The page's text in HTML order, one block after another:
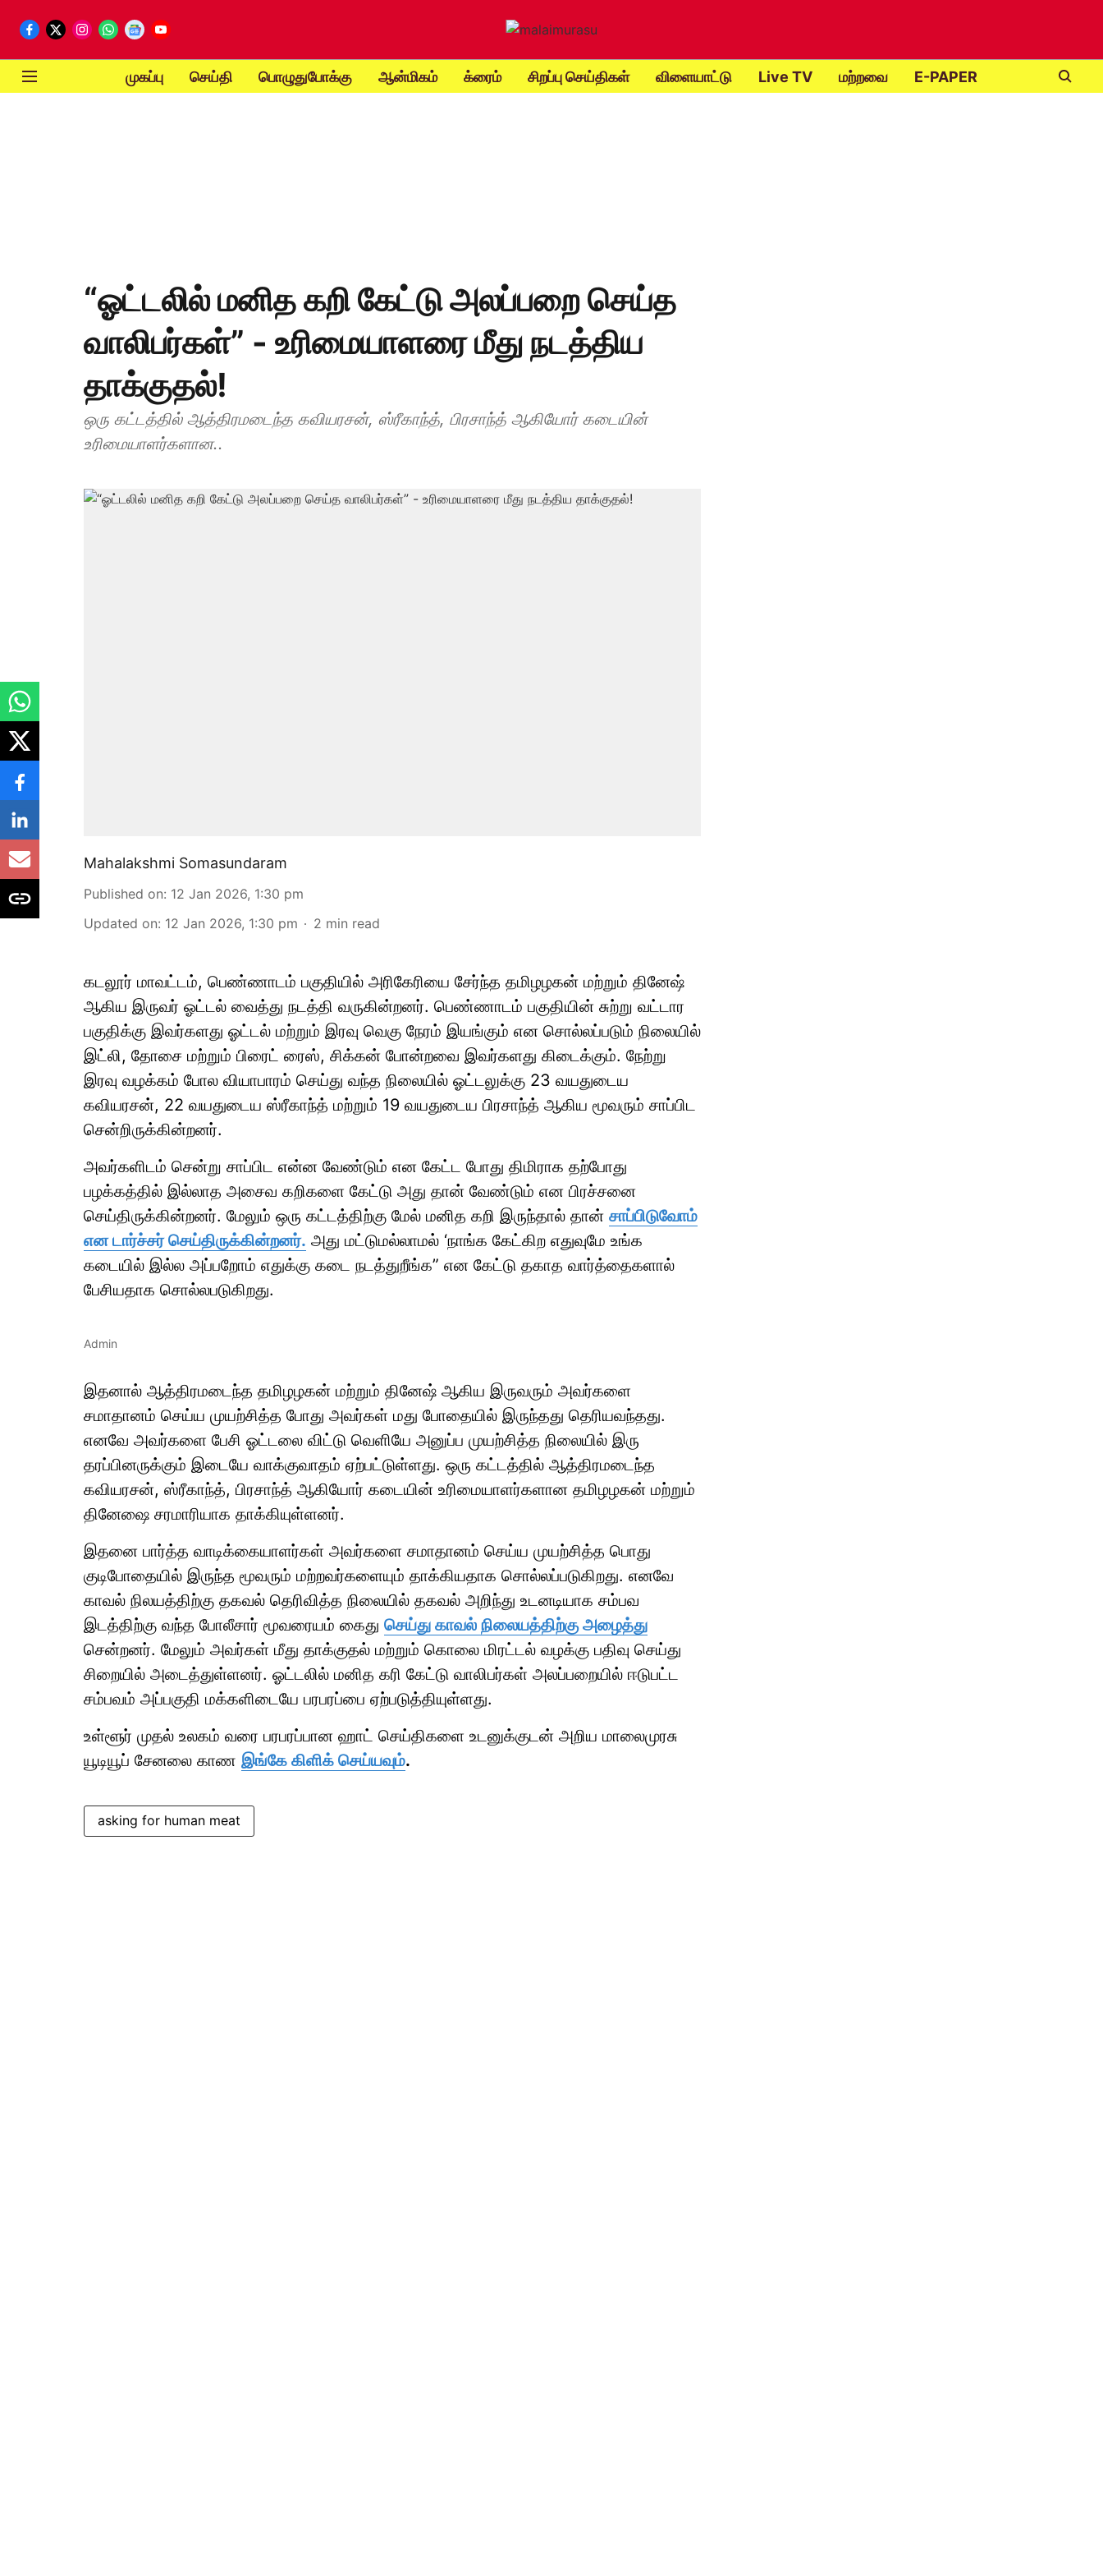
முகப்பு செய்தி பொழுதுபோக்கு ஆன்மிகம் க்ரைம் சிறப்பு செய்திகள் விளையாட்டு Live TV மற்றவை E-PAPER
“ஓட்டலில் மனித கறி கேட்டு அலப்பறை செய்த
வாலிபர்கள்” - உரிமையாளரை மீது நடத்திய
தாக்குதல்!
ஒரு கட்டத்தில் ஆத்திரமடைந்த கவியரசன், ஸ்ரீகாந்த், பிரசாந்த் ஆகியோர் கடையின்
உரிமையாளர்களான..
Mahalakshmi Somasundaram
Published on: 12 Jan 2026, 1:30 pm
Updated on: 12 Jan 2026, 1:30 pm 2 min read
கடலூர் மாவட்டம், பெண்ணாடம் பகுதியில் அரிகேரியை சேர்ந்த தமிழழகன் மற்றும் தினேஷ்
ஆகிய இருவர் ஓட்டல் வைத்து நடத்தி வருகின்றனர். பெண்ணாடம் பகுதியின் சுற்று வட்டார
பகுதிக்கு இவர்களது ஓட்டல் மற்றும் இரவு வெகு நேரம் இயங்கும் என சொல்லப்படும் நிலையில்
இட்லி, தோசை மற்றும் பிரைட் ரைஸ், சிக்கன் போன்றவை இவர்களது கிடைக்கும். நேற்று
இரவு வழக்கம் போல வியாபாரம் செய்து வந்த நிலையில் ஓட்டலுக்கு 23 வயதுடைய
கவியரசன், 22 வயதுடைய ஸ்ரீகாந்த் மற்றும் 19 வயதுடைய பிரசாந்த் ஆகிய மூவரும் சாப்பிட
சென்றிருக்கின்றனர்.
அவர்களிடம் சென்று சாப்பிட என்ன வேண்டும் என கேட்ட போது திமிராக தற்போது
பழக்கத்தில் இல்லாத அசைவ கறிகளை கேட்டு அது தான் வேண்டும் என பிரச்சனை
செய்திருக்கின்றனர். மேலும் ஒரு கட்டத்திற்கு மேல் மனித கறி இருந்தால் தான் சாப்பிடுவோம்
என டார்ச்சர் செய்திருக்கின்றனர். அது மட்டுமல்லாமல் ‘நாங்க கேட்கிற எதுவுமே உங்க
கடையில் இல்ல அப்பறோம் எதுக்கு கடை நடத்துறீங்க” என கேட்டு தகாத வார்த்தைகளால்
பேசியதாக சொல்லபடுகிறது.
Admin
இதனால் ஆத்திரமடைந்த தமிழழகன் மற்றும் தினேஷ் ஆகிய இருவரும் அவர்களை
சமாதானம் செய்ய முயற்சித்த போது அவர்கள் மது போதையில் இருந்தது தெரியவந்தது.
எனவே அவர்களை பேசி ஓட்டலை விட்டு வெளியே அனுப்ப முயற்சித்த நிலையில் இரு
தரப்பினருக்கும் இடையே வாக்குவாதம் ஏற்பட்டுள்ளது. ஒரு கட்டத்தில் ஆத்திரமடைந்த
கவியரசன், ஸ்ரீகாந்த், பிரசாந்த் ஆகியோர் கடையின் உரிமையாளர்களான தமிழழகன் மற்றும்
தினேஷை சரமாரியாக தாக்கியுள்ளனர்.
இதனை பார்த்த வாடிக்கையாளர்கள் அவர்களை சமாதானம் செய்ய முயற்சித்த பொது
குடிபோதையில் இருந்த மூவரும் மற்றவர்களையும் தாக்கியதாக சொல்லப்படுகிறது. எனவே
காவல் நிலயத்திற்கு தகவல் தெரிவித்த நிலையில் தகவல் அறிந்து உடனடியாக சம்பவ
இடத்திற்கு வந்த போலீசார் மூவரையம் கைது செய்து காவல் நிலையத்திற்கு அழைத்து
சென்றனர். மேலும் அவர்கள் மீது தாக்குதல் மற்றும் கொலை மிரட்டல் வழக்கு பதிவு செய்து
சிறையில் அடைத்துள்ளனர். ஓட்டலில் மனித கரி கேட்டு வாலிபர்கள் அலப்பறையில் ஈடுபட்ட
சம்பவம் அப்பகுதி மக்களிடையே பரபரப்பை ஏற்படுத்தியுள்ளது.
உள்ளூர் முதல் உலகம் வரை பரபரப்பான ஹாட் செய்திகளை உடனுக்குடன் அறிய மாலைமுரசு
யூடியூப் சேனலை காண இங்கே கிளிக் செய்யவும்.
asking for human meat